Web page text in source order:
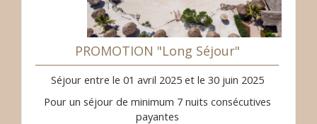
PROMOTION "Long Séjour"
Séjour entre le 01 avril 2025 et le 30 juin 2025
Pour un séjour de minimum 7 nuits consécutives
payantes